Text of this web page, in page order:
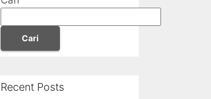
Cari
Recent Posts